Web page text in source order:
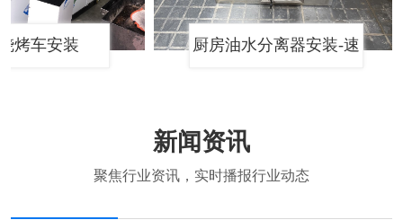
车安装 厨房油水分离器安装-速
新闻资讯
聚焦行业资讯，实时播报行业动态